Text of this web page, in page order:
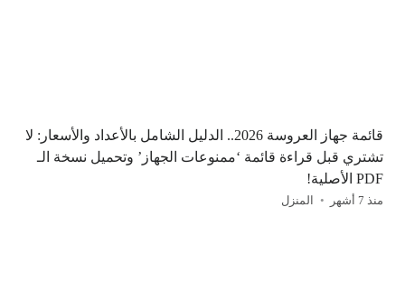
قائمة جهاز العروسة 2026.. الدليل الشامل بالأعداد والأسعار: لا
تشتري قبل قراءة قائمة ‘ممنوعات الجهاز’ وتحميل نسخة الـ
PDF الأصلية!
منذ 7 أشهر المنزل